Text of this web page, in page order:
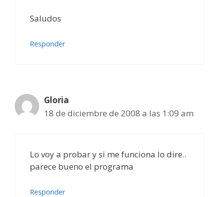
Saludos
Responder
Gloria
18 de diciembre de 2008 a las 1:09 am
Lo voy a probar y si me funciona lo dire..
parece bueno el programa
Responder